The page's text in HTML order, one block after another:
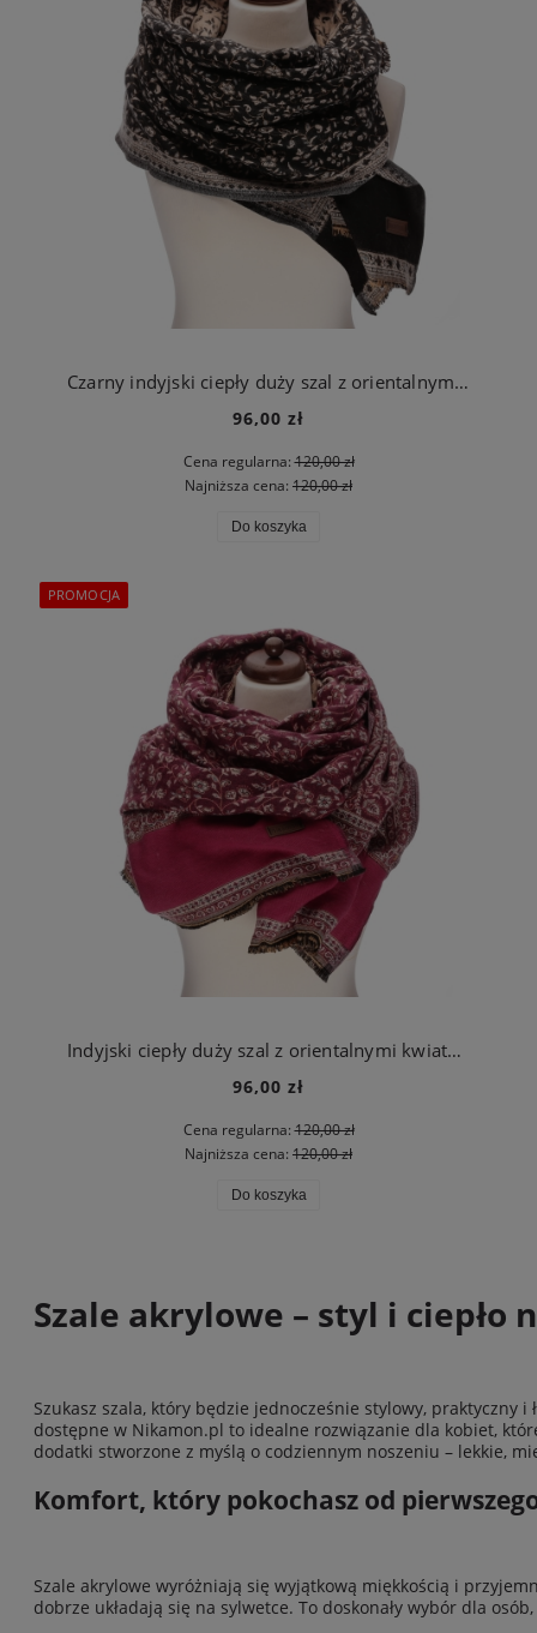
Czarny indyjski ciepły duży szal z orientalnymi kwiatami
96,00 zł
Cena regularna:120,00 zł
Najniższa cena: 120,00 zł
Do koszyka
Indyjski ciepły duży szal z orientalnymi kwiatami
96,00 zł
Cena regularna:120,00 zł
Najniższa cena: 120,00 zł
Do koszyka
PROMOCJA
Szale akrylowe – styl i ciepło
Szukasz szala, który będzie jednocześnie stylowy, praktyczny
dostępne w Nikamon.pl to idealne rozwiązanie dla kobiet,
dodatki stworzone z myślą o codziennym noszeniu – lekkie,
Komfort, który pokochasz od
Szale akrylowe wyróżniają się wyjątkową miękkością i
dobrze układają się na sylwetce. To doskonały wybór dla